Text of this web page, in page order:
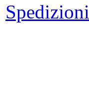
Spedizioni